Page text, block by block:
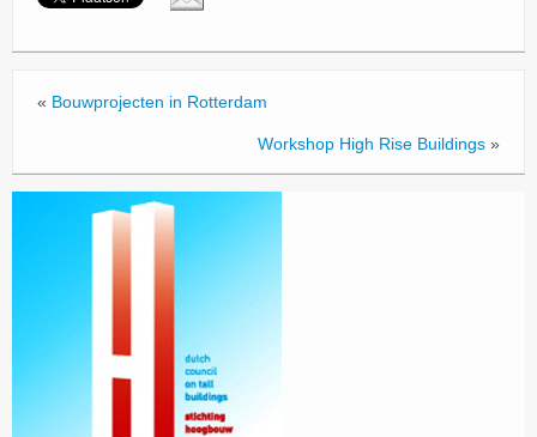
« Bouwprojecten in Rotterdam
Workshop High Rise Buildings »